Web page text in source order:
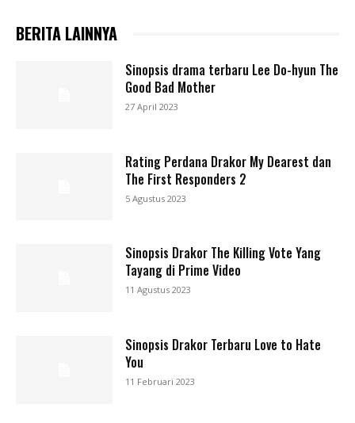
BERITA LAINNYA
Sinopsis drama terbaru Lee Do-hyun The
Good Bad Mother
27 April 2023
Rating Perdana Drakor My Dearest dan
The First Responders 2
5 Agustus 2023
Sinopsis Drakor The Killing Vote Yang
Tayang di Prime Video
11 Agustus 2023
Sinopsis Drakor Terbaru Love to Hate
You
11 Februari 2023